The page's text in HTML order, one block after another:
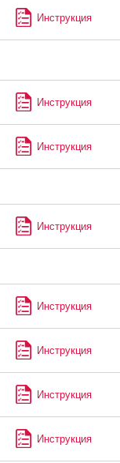
Инструкция
Инструкция
Инструкция
Инструкция
Инструкция
Инструкция
Инструкция
Инструкция